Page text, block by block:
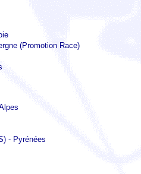
(Promotion Race)
- Pyrénées